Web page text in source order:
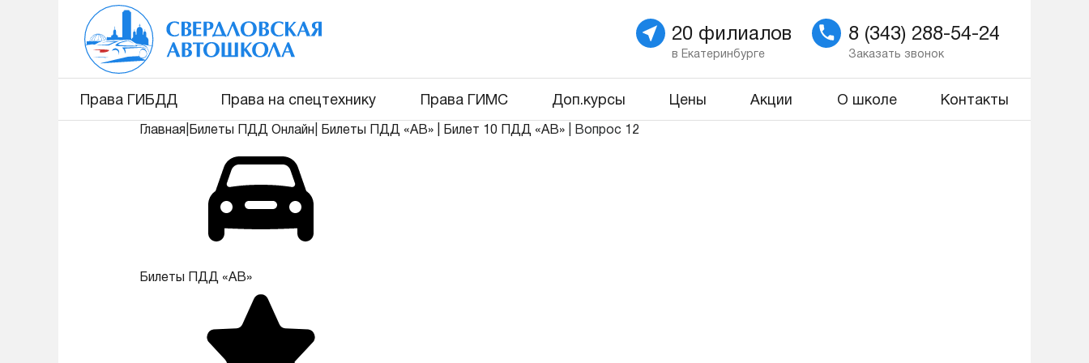
20 филиалов
в Екатеринбурге
8 (343) 288-54-24
Заказать звонок
Права ГИБДД Права на спецтехнику Права ГИМС Доп.курсы Цены Акции О школе Контакты
Главная Билеты ПДД Онлайн Билеты ПДД «АВ» Билет 10 ПДД «АВ» Вопрос 12
Билеты ПДД «АВ»